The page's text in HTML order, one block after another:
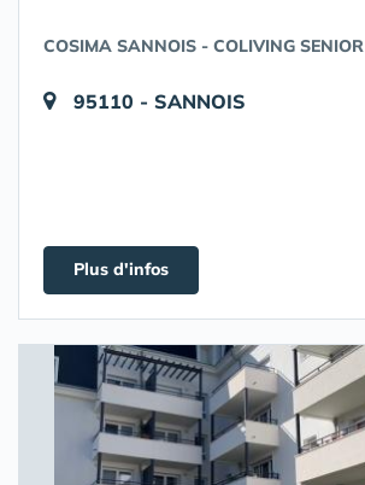
COSIMA SANNOIS - COLIVING SENIOR
95110 - SANNOIS
Plus d'infos